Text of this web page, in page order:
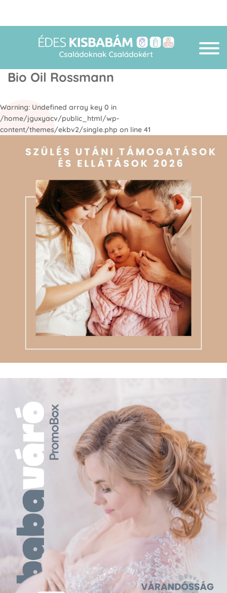
Bio Oil Rossmann
Warning: Undefined array key 0 in
/home/jguxyacv/public_html/wp-
content/themes/ekbv2/single.php on line 41